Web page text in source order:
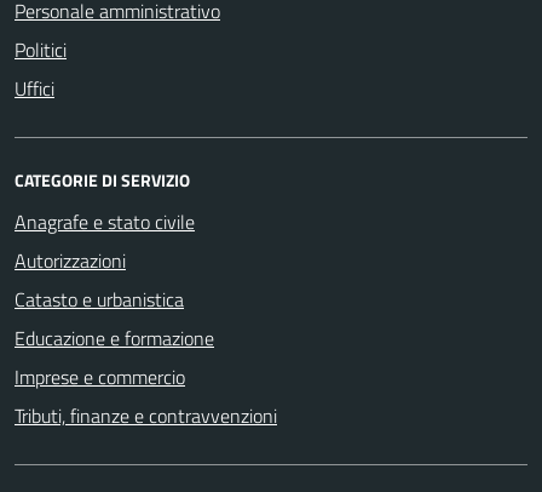
Personale amministrativo
Politici
Uffici
CATEGORIE DI SERVIZIO
Anagrafe e stato civile
Autorizzazioni
Catasto e urbanistica
Educazione e formazione
Imprese e commercio
Tributi, finanze e contravvenzioni